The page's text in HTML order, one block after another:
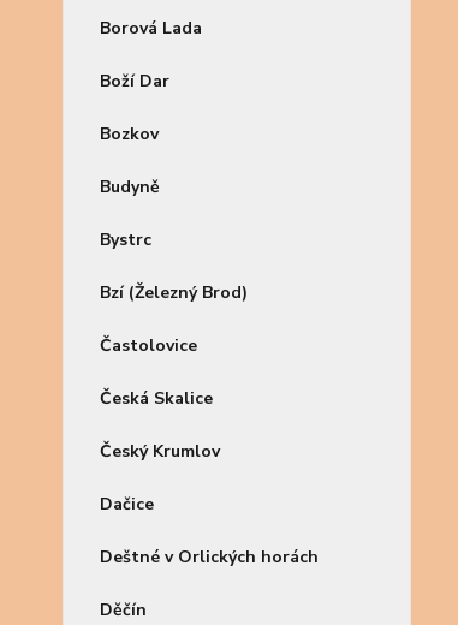
Borová Lada
Boží Dar
Bozkov
Budyně
Bystrc
Bzí (Železný Brod)
Častolovice
Česká Skalice
Český Krumlov
Dačice
Deštné v Orlických horách
Děčín